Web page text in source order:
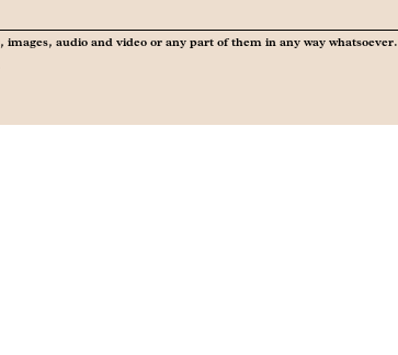
audio and video or any part of them in any way whatsoever.